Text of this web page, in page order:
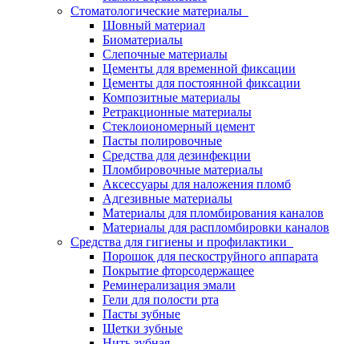
Стоматологические материалы
Шовный материал
Биоматериалы
Слепочные материалы
Цементы для временной фиксации
Цементы для постоянной фиксации
Композитные материалы
Ретракционные материалы
Стеклоиономерный цемент
Пасты полировочные
Средства для дезинфекции
Пломбировочные материалы
Аксессуары для наложения пломб
Адгезивные материалы
Материалы для пломбирования каналов
Материалы для распломбировки каналов
Средства для гигиены и профилактики
Порошок для пескоструйного аппарата
Покрытие фторсодержащее
Реминерализация эмали
Гели для полости рта
Пасты зубные
Щетки зубные